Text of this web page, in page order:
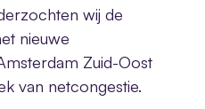
wij de
nieuwe
Zuid-Oost
van netcongestie.